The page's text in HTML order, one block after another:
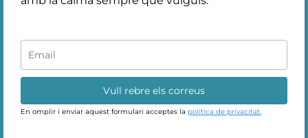
Vull rebre els correus
En omplir i enviar aquest formulari acceptes la política de privacitat.